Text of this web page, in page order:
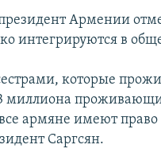
Армении
интегрируются в
которые
миллиона
армяне имеют право
Саргсян.